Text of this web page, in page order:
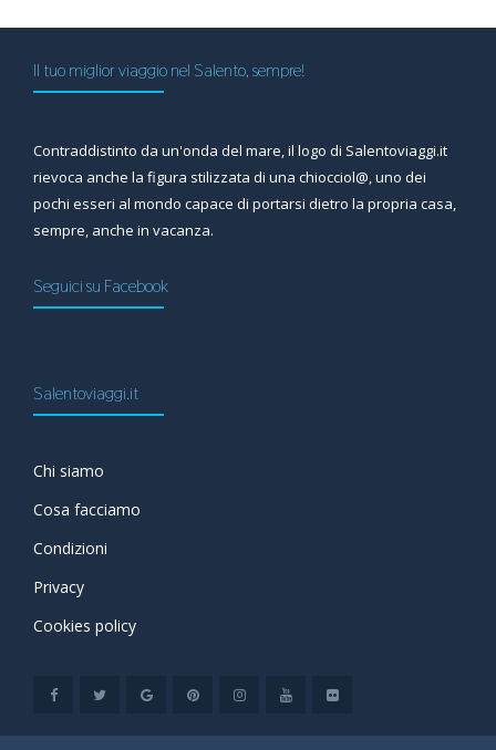
Il tuo miglior viaggio nel Salento, sempre!
Contraddistinto da un'onda del mare, il logo di Salentoviaggi.it
rievoca anche la figura stilizzata di una chiocciol@, uno dei
pochi esseri al mondo capace di portarsi dietro la propria casa,
sempre, anche in vacanza.
Seguici su Facebook
Salentoviaggi.it
Chi siamo
Cosa facciamo
Condizioni
Privacy
Cookies policy